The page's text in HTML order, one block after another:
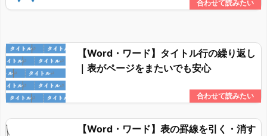
【Word・ワード】タイトル行の繰り返し
｜表がページをまたいでも安心
【Word・ワード】表の罫線を引く・消す